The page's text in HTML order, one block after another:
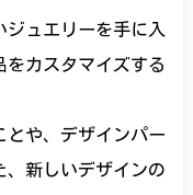
ュエリーを手に入
をカスタマイズする
とや、デザインパー
、新しいデザインの